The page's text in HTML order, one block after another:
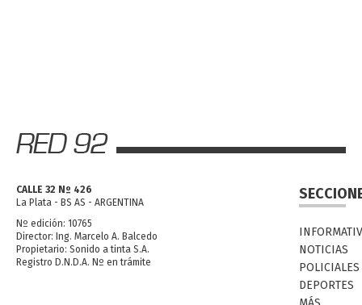
CALLE 32 Nº 426
La Plata - BS AS - ARGENTINA
Nº edición: 10765
Director: Ing. Marcelo A. Balcedo
Propietario: Sonido a tinta S.A.
Registro D.N.D.A. Nº en trámite
NOTICIAS
POLICIALES
DEPORTES